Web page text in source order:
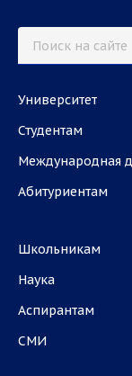
Университет
Студентам
Международная
Абитуриентам
Школьникам
Наука
Аспирантам
СМИ